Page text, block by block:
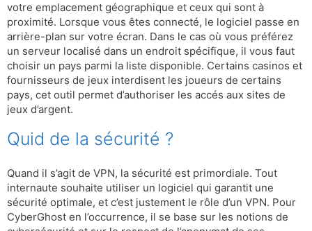
votre emplacement géographique et ceux qui sont à
proximité. Lorsque vous êtes connecté, le logiciel passe en
arrière-plan sur votre écran. Dans le cas où vous préférez
un serveur localisé dans un endroit spécifique, il vous faut
choisir un pays parmi la liste disponible. Certains casinos et
fournisseurs de jeux interdisent les joueurs de certains
pays, cet outil permet d’authoriser les accés aux sites de
jeux d’argent.
Quid de la sécurité ?
Quand il s’agit de VPN, la sécurité est primordiale. Tout
internaute souhaite utiliser un logiciel qui garantit une
sécurité optimale, et c’est justement le rôle d’un VPN. Pour
CyberGhost en l’occurrence, il se base sur les notions de